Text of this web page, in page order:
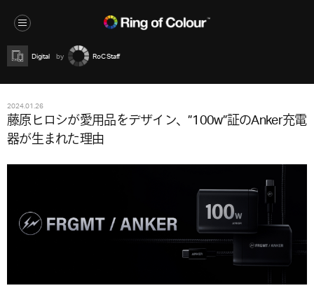
Digital RoC Staff
2024.01.26
藤原ヒロシが愛用品をデザイン、”100w”証のAnker充電
器が生まれた理由